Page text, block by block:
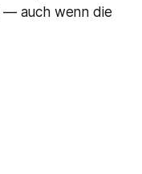
— auch wenn die